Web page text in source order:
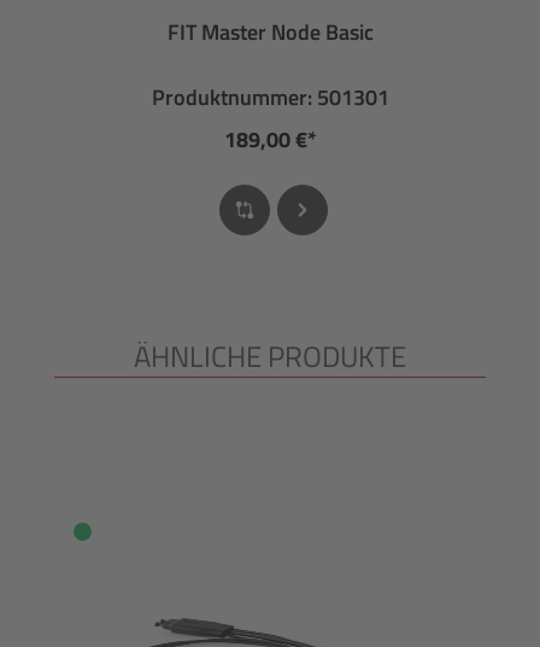
FIT Master Node Basic
Produktnummer: 501301
189,00 €*
Produktgalerie überspringen
ÄHNLICHE PRODUKTE